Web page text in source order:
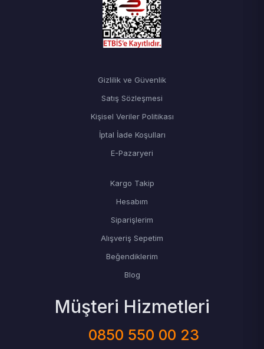
Gizlilik ve Güvenlik
Satış Sözleşmesi
Kişisel Veriler Politikası
İptal İade Koşulları
E-Pazaryeri
Kargo Takip
Hesabım
Siparişlerim
Alışveriş Sepetim
Beğendiklerim
Blog
Müşteri Hizmetleri
0850 550 00 23